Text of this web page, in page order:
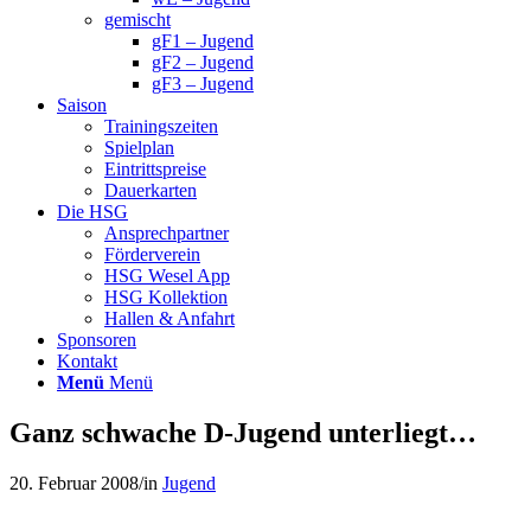
gemischt
gF1 – Jugend
gF2 – Jugend
gF3 – Jugend
Saison
Trainingszeiten
Spielplan
Eintrittspreise
Dauerkarten
Die HSG
Ansprechpartner
Förderverein
HSG Wesel App
HSG Kollektion
Hallen & Anfahrt
Sponsoren
Kontakt
Menü Menü
Ganz schwache D-Jugend unterliegt…
20. Februar 2008/in Jugend